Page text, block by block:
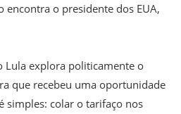
encontra o presidente dos EUA,
Lula explora politicamente o
que recebeu uma oportunidade
simples: colar o tarifaço nos